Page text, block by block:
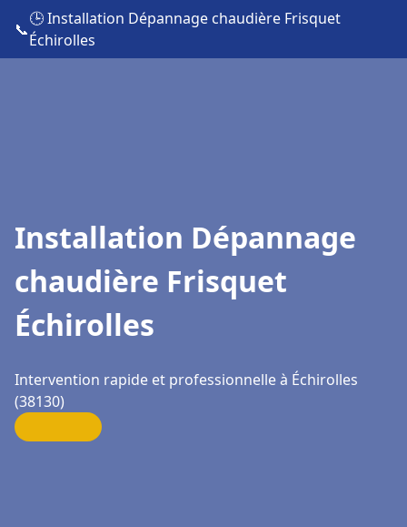
📞
🕒 Installation Dépannage chaudière Frisquet
Échirolles
Installation Dépannage
chaudière Frisquet
Échirolles
Intervention rapide et professionnelle à Échirolles
(38130)